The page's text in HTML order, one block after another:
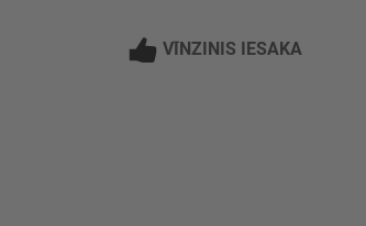
VĪNZINIS IESAKA